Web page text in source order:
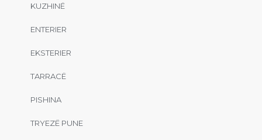
KUZHINË
ENTERIER
EKSTERIER
TARRACË
PISHINA
TRYEZË PUNE